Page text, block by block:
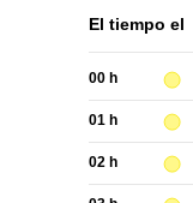
El tiempo el
00 h
01 h
02 h